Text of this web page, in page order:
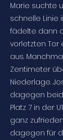
Marie suchte
schnelle Linie
fädelte dann
vorletzten Tor
aus.
Zentimeter
Niederlage.
dagegen
Platz 7 in der
ganz
dagegen für